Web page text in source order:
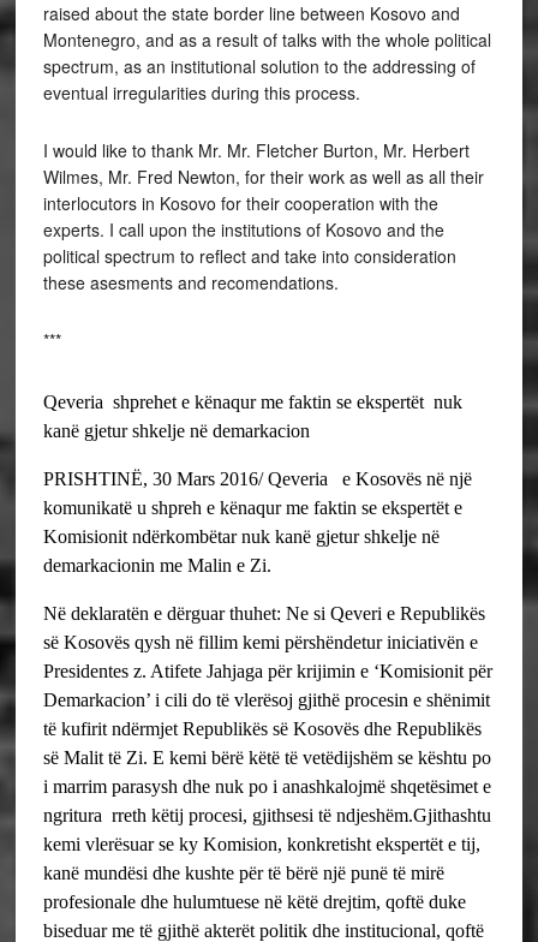
raised about the state border line between Kosovo and
Montenegro, and as a result of talks with the whole political
spectrum, as an institutional solution to the addressing of
eventual irregularities during this process.
I would like to thank Mr. Mr. Fletcher Burton, Mr. Herbert
Wilmes, Mr. Fred Newton, for their work as well as all their
interlocutors in Kosovo for their cooperation with the
experts. I call upon the institutions of Kosovo and the
political spectrum to reflect and take into consideration
these asesments and recomendations.
***
Qeveria shprehet e kënaqur me faktin se ekspertët nuk
kanë gjetur shkelje në demarkacion
PRISHTINË, 30 Mars 2016/ Qeveria e Kosovës në një
komunikatë u shpreh e kënaqur me faktin se ekspertët e
Komisionit ndërkombëtar nuk kanë gjetur shkelje në
demarkacionin me Malin e Zi.
Në deklaratën e dërguar thuhet: Ne si Qeveri e Republikës
së Kosovës qysh në fillim kemi përshëndetur iniciativën e
Presidentes z. Atifete Jahjaga për krijimin e ‘Komisionit për
Demarkacion’ i cili do të vlerësoj gjithë procesin e shënimit
të kufirit ndërmjet Republikës së Kosovës dhe Republikës
së Malit të Zi. E kemi bërë këtë të vetëdijshëm se kështu po
i marrim parasysh dhe nuk po i anashkalojmë shqetësimet e
ngritura rreth këtij procesi, gjithsesi të ndjeshëm.Gjithashtu
kemi vlerësuar se ky Komision, konkretisht ekspertët e tij,
kanë mundësi dhe kushte për të bërë një punë të mirë
profesionale dhe hulumtuese në këtë drejtim, qoftë duke
biseduar me të gjithë akterët politik dhe institucional, qoftë